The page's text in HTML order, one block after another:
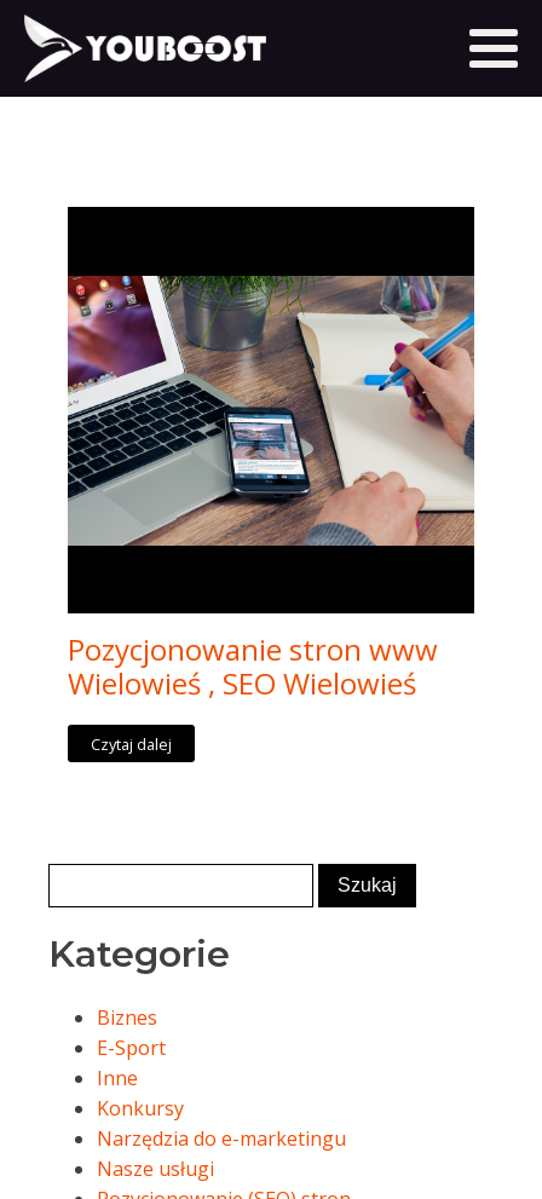
Pozycjonowanie stron www
Wielowieś , SEO Wielowieś
Czytaj dalej
Kategorie
Biznes
E-Sport
Inne
Konkursy
Narzędzia do e-marketingu
Nasze usługi